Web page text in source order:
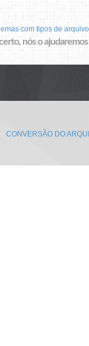
com tipos de
nós o
CONVERSÃO DO